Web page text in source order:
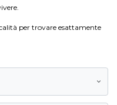
per trovare esattamente